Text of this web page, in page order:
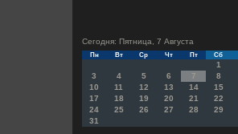
Сегодня: Пятница, 7 Августа
Пн Вт Ср Чт Пт Сб
1
3
4 5 6 7 8
10
11 12 13 14 15
17
18 19 20 21 22
24
25 26 27 28 29
31